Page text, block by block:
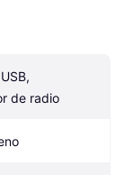
de radio